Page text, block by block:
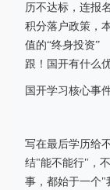
历不达标，连报
积分落户政策，
值的“终身投资”
跟！国开有什么
国开学习核心事
写在最后学历给
结"能不能行"，
事，都始于一个"